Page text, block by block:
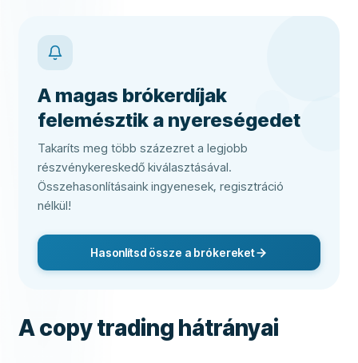
A magas brókerdíjak
felemésztik a nyereségedet
Takaríts meg több százezret a legjobb
részvénykereskedő kiválasztásával.
Összehasonlításaink ingyenesek, regisztráció
nélkül!
Hasonlítsd össze a brókereket
A copy trading hátrányai